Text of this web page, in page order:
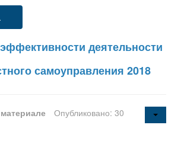
деятельности
самоуправления 2018
Опубликовано: 30